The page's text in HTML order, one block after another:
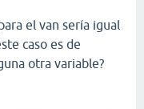
el van sería igual
caso es de
otra variable?